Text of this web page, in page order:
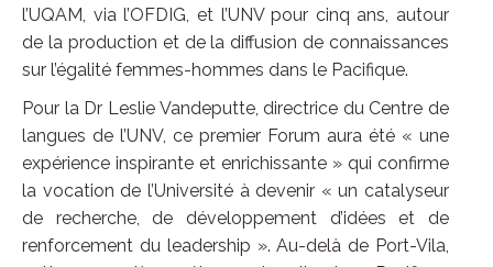
l’UQAM, via l’OFDIG, et l’UNV pour cinq ans, autour
de la production et de la diffusion de connaissances
sur l’égalité femmes-hommes dans le Pacifique.
Pour la Dr Leslie Vandeputte, directrice du Centre de
langues de l’UNV, ce premier Forum aura été « une
expérience inspirante et enrichissante » qui confirme
la vocation de l’Université à devenir « un catalyseur
de recherche, de développement d’idées et de
renforcement du leadership ». Au-delà de Port-Vila,